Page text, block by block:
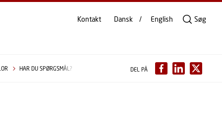
Kontakt Dansk English Søg
HAR DU SPØRGSMÅL? DEL PÅ